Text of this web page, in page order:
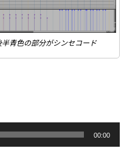
青色の部分がシンセコード
00:00